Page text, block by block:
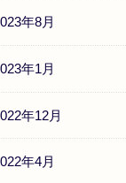
年8月
年1月
年12月
年4月